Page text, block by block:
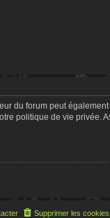
du forum peut
politique de vie privée.
Supprimer les cookies